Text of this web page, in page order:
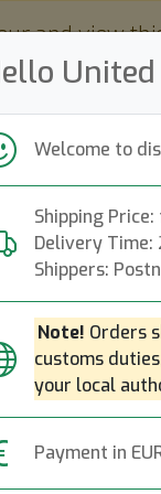
Welcome to
Shipping
Delivery Time:
Shippers:
Note! Orders
customs
your local
Payment in
and view
Nyheter Påfyllt
Snabba
X-
—
defekter.